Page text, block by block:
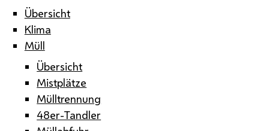
Übersicht
Klima
Müll
Übersicht
Mistplätze
Mülltrennung
48er-Tandler